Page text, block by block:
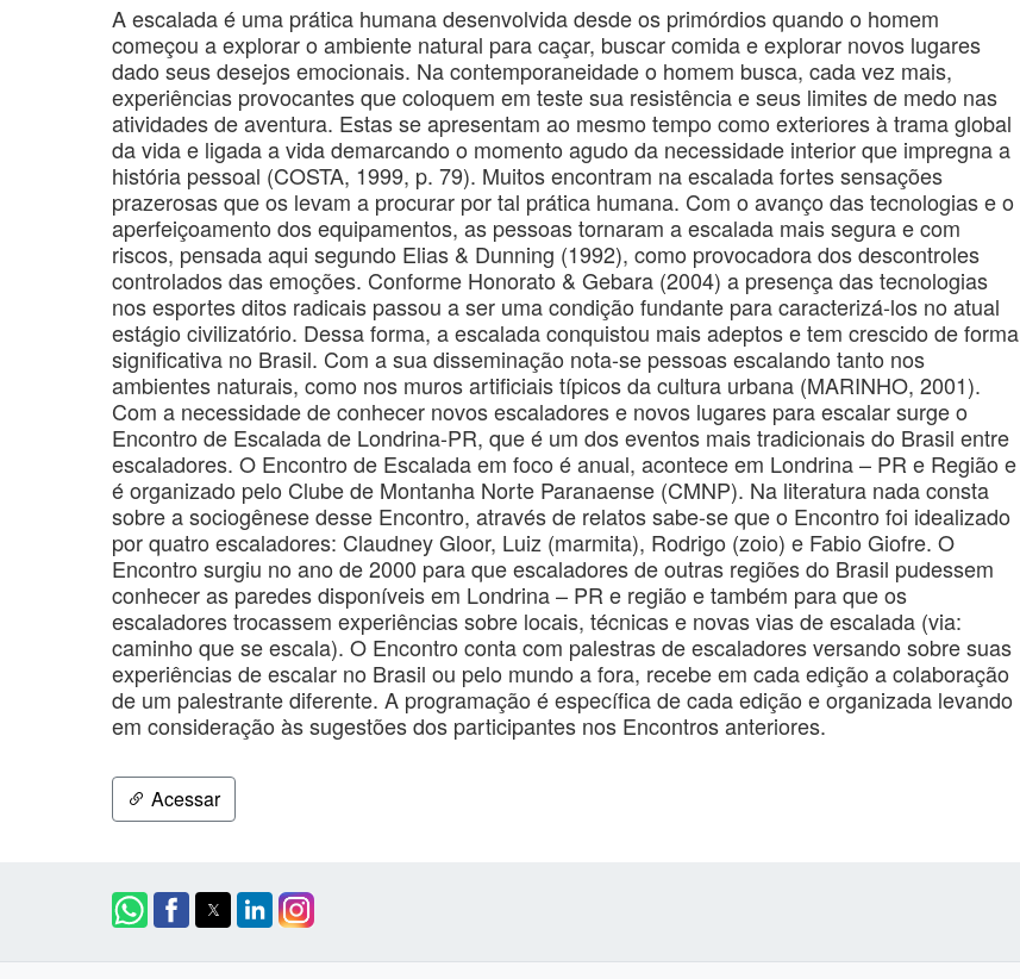
A escalada é uma prática humana desenvolvida desde os primórdios quando o homem
começou a explorar o ambiente natural para caçar, buscar comida e explorar novos lugares
dado seus desejos emocionais. Na contemporaneidade o homem busca, cada vez mais,
experiências provocantes que coloquem em teste sua resistência e seus limites de medo nas
atividades de aventura. Estas se apresentam ao mesmo tempo como exteriores à trama global
da vida e ligada a vida demarcando o momento agudo da necessidade interior que impregna a
história pessoal (COSTA, 1999, p. 79). Muitos encontram na escalada fortes sensações
prazerosas que os levam a procurar por tal prática humana. Com o avanço das tecnologias e o
aperfeiçoamento dos equipamentos, as pessoas tornaram a escalada mais segura e com
riscos, pensada aqui segundo Elias & Dunning (1992), como provocadora dos descontroles
controlados das emoções. Conforme Honorato & Gebara (2004) a presença das tecnologias
nos esportes ditos radicais passou a ser uma condição fundante para caracterizá-los no atual
estágio civilizatório. Dessa forma, a escalada conquistou mais adeptos e tem crescido de forma
significativa no Brasil. Com a sua disseminação nota-se pessoas escalando tanto nos
ambientes naturais, como nos muros artificiais típicos da cultura urbana (MARINHO, 2001).
Com a necessidade de conhecer novos escaladores e novos lugares para escalar surge o
Encontro de Escalada de Londrina-PR, que é um dos eventos mais tradicionais do Brasil entre
escaladores. O Encontro de Escalada em foco é anual, acontece em Londrina – PR e Região e
é organizado pelo Clube de Montanha Norte Paranaense (CMNP). Na literatura nada consta
sobre a sociogênese desse Encontro, através de relatos sabe-se que o Encontro foi idealizado
por quatro escaladores: Claudney Gloor, Luiz (marmita), Rodrigo (zoio) e Fabio Giofre. O
Encontro surgiu no ano de 2000 para que escaladores de outras regiões do Brasil pudessem
conhecer as paredes disponíveis em Londrina – PR e região e também para que os
escaladores trocassem experiências sobre locais, técnicas e novas vias de escalada (via:
caminho que se escala). O Encontro conta com palestras de escaladores versando sobre suas
experiências de escalar no Brasil ou pelo mundo a fora, recebe em cada edição a colaboração
de um palestrante diferente. A programação é específica de cada edição e organizada levando
em consideração às sugestões dos participantes nos Encontros anteriores.
Acessar